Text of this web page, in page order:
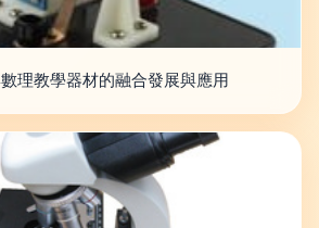
理教學器材的融合發展與應用